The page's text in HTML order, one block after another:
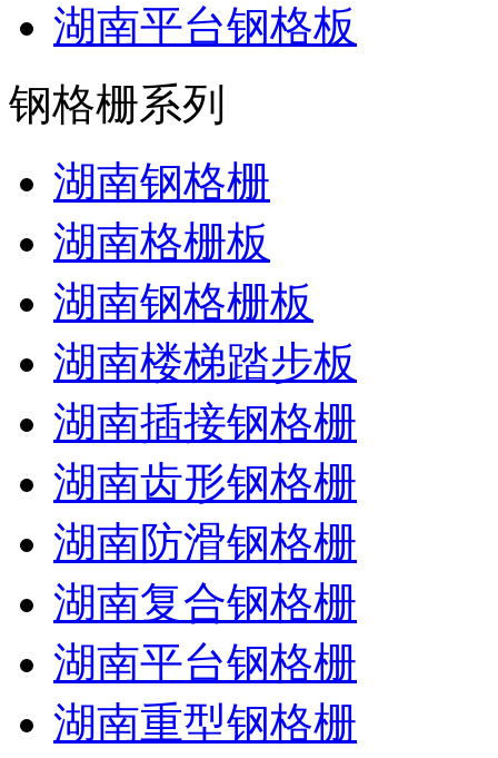
湖南平台钢格板
钢格栅系列
湖南钢格栅
湖南格栅板
湖南钢格栅板
湖南楼梯踏步板
湖南插接钢格栅
湖南齿形钢格栅
湖南防滑钢格栅
湖南复合钢格栅
湖南平台钢格栅
湖南重型钢格栅